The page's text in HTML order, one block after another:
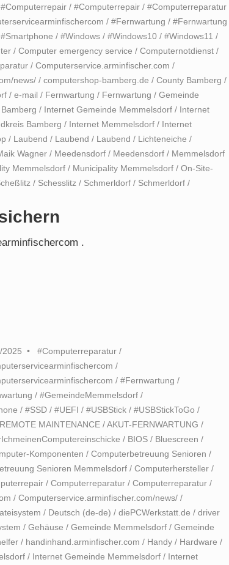
#Computerrepair / #Computerrepair / #Computerreparatur
/ #Fernwartung / #Fernwartung
#Smartphone / #Windows / #Windows10 / #Windows11 /
/ Computer emergency service / Computernotdienst /
/ Computerservice.arminfischer.com /
news/ / computershop-bamberg.de / County Bamberg /
/ e-mail / Fernwartung / Fernwartung / Gemeinde
/ Internet Gemeinde Memmelsdorf / Internet
Bamberg / Internet Memmelsdorf / Internet
/ Laubend / Laubend / Laubend / Lichteneiche /
Wagner / Meedensdorf / Meedensdorf / Memmelsdorf
Memmelsdorf / Municipality Memmelsdorf / On-Site-
/ Schesslitz / Schmerldorf / Schmerldorf /
.
2025 #Computerreparatur /
/
/#Fernwartung /
/#GemeindeMemmelsdorf /
/ #SSD / #UEFI / #USBStick / #USBStickToGo /
MAINTENANCE /AKUT-FERNWARTUNG /
/ BIOS / Bluescreen /
Komponenten / Computerbetreuung Senioren /
Senioren Memmelsdorf / Computerhersteller /
/ Computerreparatur / Computerreparatur /
/ Computerservice.arminfischer.com/news/ /
/ Deutsch (de-de) / diePCWerkstatt.de / driver
/ Gehäuse / Gemeinde Memmelsdorf / Gemeinde
/ handinhand.arminfischer.com / Handy / Hardware /
/ Internet Gemeinde Memmelsdorf / Internet